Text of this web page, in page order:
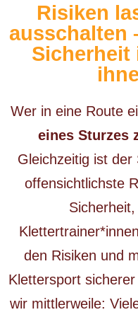
Risiken
ausschalten
Sicherheit
Wer in eine Route
eines Sturzes
Gleichzeitig ist der
offensichtlichste
den Risiken und
Klettersport
wir mittlerweile: